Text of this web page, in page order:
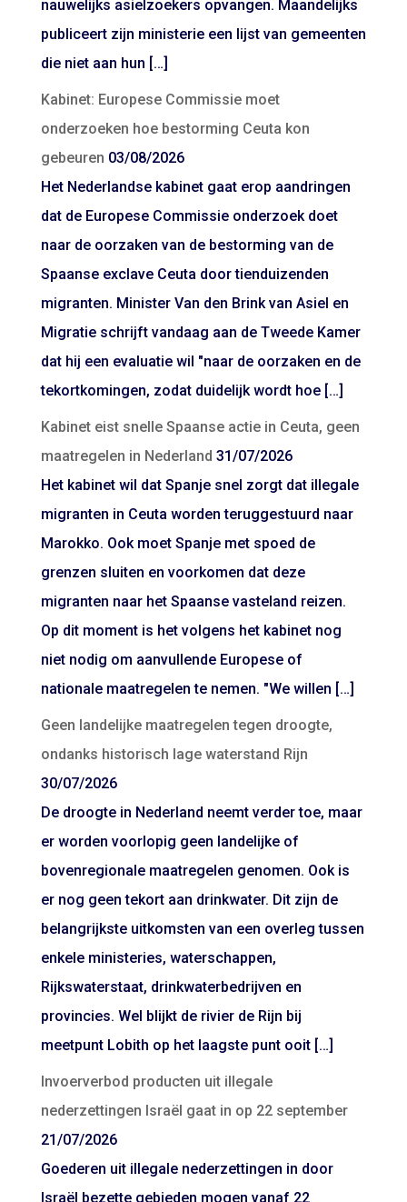
nauwelijks asielzoekers opvangen. Maandelijks
publiceert zijn ministerie een lijst van gemeenten
die niet aan hun […]
Kabinet: Europese Commissie moet
onderzoeken hoe bestorming Ceuta kon
gebeuren 03/08/2026
Het Nederlandse kabinet gaat erop aandringen
dat de Europese Commissie onderzoek doet
naar de oorzaken van de bestorming van de
Spaanse exclave Ceuta door tienduizenden
migranten. Minister Van den Brink van Asiel en
Migratie schrijft vandaag aan de Tweede Kamer
dat hij een evaluatie wil "naar de oorzaken en de
tekortkomingen, zodat duidelijk wordt hoe […]
Kabinet eist snelle Spaanse actie in Ceuta, geen
maatregelen in Nederland 31/07/2026
Het kabinet wil dat Spanje snel zorgt dat illegale
migranten in Ceuta worden teruggestuurd naar
Marokko. Ook moet Spanje met spoed de
grenzen sluiten en voorkomen dat deze
migranten naar het Spaanse vasteland reizen.
Op dit moment is het volgens het kabinet nog
niet nodig om aanvullende Europese of
nationale maatregelen te nemen. "We willen […]
Geen landelijke maatregelen tegen droogte,
ondanks historisch lage waterstand Rijn
30/07/2026
De droogte in Nederland neemt verder toe, maar
er worden voorlopig geen landelijke of
bovenregionale maatregelen genomen. Ook is
er nog geen tekort aan drinkwater. Dit zijn de
belangrijkste uitkomsten van een overleg tussen
enkele ministeries, waterschappen,
Rijkswaterstaat, drinkwaterbedrijven en
provincies. Wel blijkt de rivier de Rijn bij
meetpunt Lobith op het laagste punt ooit […]
Invoerverbod producten uit illegale
nederzettingen Israël gaat in op 22 september
21/07/2026
Goederen uit illegale nederzettingen in door
Israël bezette gebieden mogen vanaf 22